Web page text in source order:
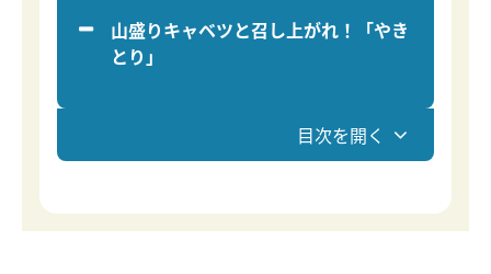
目次を開く
山盛りキャベツと召し上がれ！「やき
とり」